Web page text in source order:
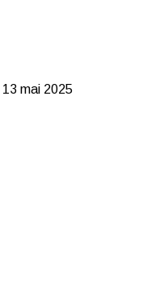
13 mai 2025